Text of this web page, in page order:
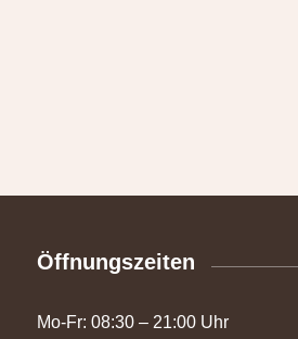
Öffnungszeiten
Mo-Fr: 08:30 – 21:00 Uhr